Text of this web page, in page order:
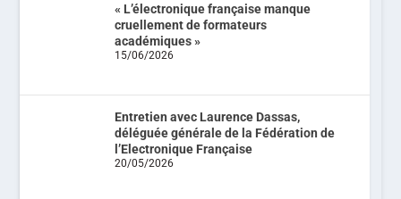
« L’électronique française manque
cruellement de formateurs
académiques »
15/06/2026
Entretien avec Laurence Dassas,
déléguée générale de la Fédération de
l’Electronique Française
20/05/2026